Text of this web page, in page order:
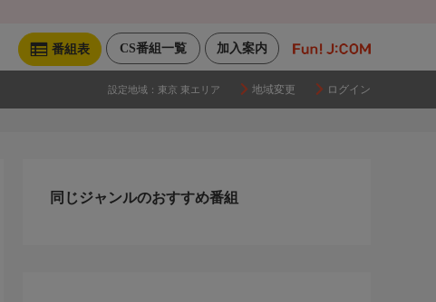
加入案内
CS番組一覧
番組表
設定地域： 東京 東エリア 地域変更 ログイン
同じジャンルのおすすめ番組